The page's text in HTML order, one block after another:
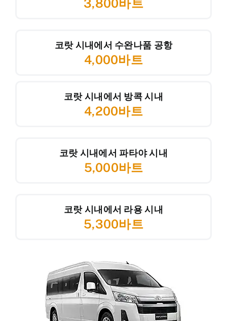
3,800바트
코랏 시내에서 수완나품 공항
4,000바트
코랏 시내에서 방콕 시내
4,200바트
코랏 시내에서 파타야 시내
5,000바트
코랏 시내에서 라용 시내
5,300바트